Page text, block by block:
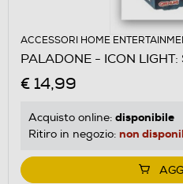
ACCESSORI HOME
PALADONE - ICON LIGHT:
€ 14,99
Acquisto online: disponibile
Ritiro in negozio: non